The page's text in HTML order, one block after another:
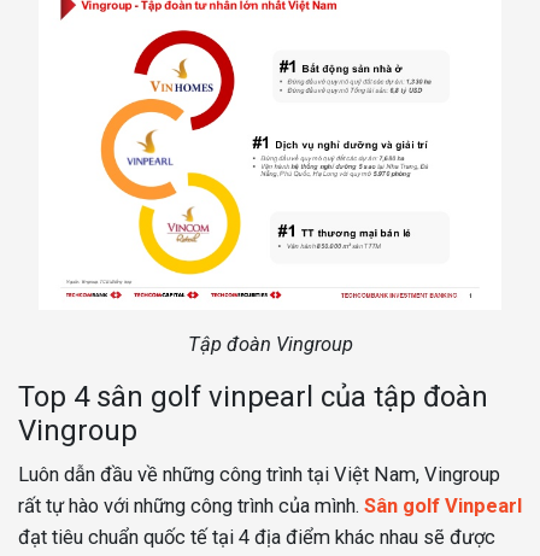
Tập đoàn Vingroup
Top 4 sân golf vinpearl của tập đoàn
Vingroup
Luôn dẫn đầu về những công trình tại Việt Nam, Vingroup
rất tự hào với những công trình của mình. Sân golf Vinpearl
đạt tiêu chuẩn quốc tế tại 4 địa điểm khác nhau sẽ được